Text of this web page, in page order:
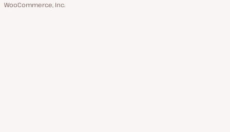
WooCommerce, Inc.